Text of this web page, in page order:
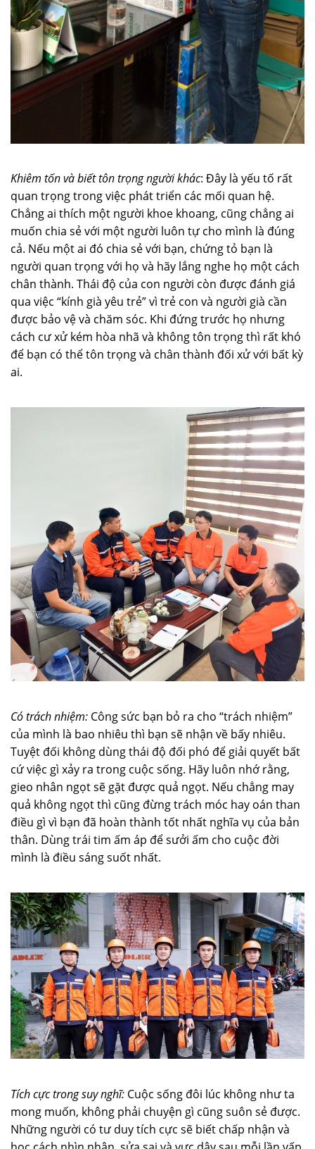
Khiêm tốn và biết tôn trọng người khác: Đây là yếu tố rất
quan trọng trong việc phát triển các mối quan hệ.
Chẳng ai thích một người khoe khoang, cũng chẳng ai
muốn chia sẻ với một người luôn tự cho mình là đúng
cả. Nếu một ai đó chia sẻ với bạn, chứng tỏ bạn là
người quan trọng với họ và hãy lắng nghe họ một cách
chân thành. Thái độ của con người còn được đánh giá
qua việc “kính già yêu trẻ” vì trẻ con và người già cần
được bảo vệ và chăm sóc. Khi đứng trước họ nhưng
cách cư xử kém hòa nhã và không tôn trọng thì rất khó
để bạn có thể tôn trọng và chân thành đối xử với bất kỳ
ai.
Có trách nhiệm: Công sức bạn bỏ ra cho “trách nhiệm”
của mình là bao nhiêu thì bạn sẽ nhận về bấy nhiêu.
Tuyệt đối không dùng thái độ đối phó để giải quyết bất
cứ việc gì xảy ra trong cuộc sống. Hãy luôn nhớ rằng,
gieo nhân ngọt sẽ gặt được quả ngọt. Nếu chẳng may
quả không ngọt thì cũng đừng trách móc hay oán than
điều gì vì bạn đã hoàn thành tốt nhất nghĩa vụ của bản
thân. Dùng trái tim ấm áp để sưởi ấm cho cuộc đời
mình là điều sáng suốt nhất.
Tích cực trong suy nghĩ: Cuộc sống đôi lúc không như ta
mong muốn, không phải chuyện gì cũng suôn sẻ được.
Những người có tư duy tích cực sẽ biết chấp nhận và